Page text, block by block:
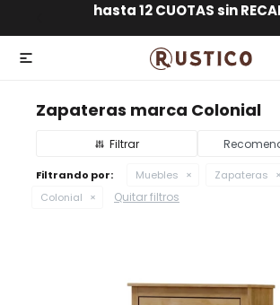
ENVÍOS A TODO EL
GARANTÍA DE
hasta 12 CUOTAS sin
ENVÍO GRATIS dentro de

Zapateras marca Colonial
Filtrando por: Muebles
Zapateras
Colonial
Quitar filtros